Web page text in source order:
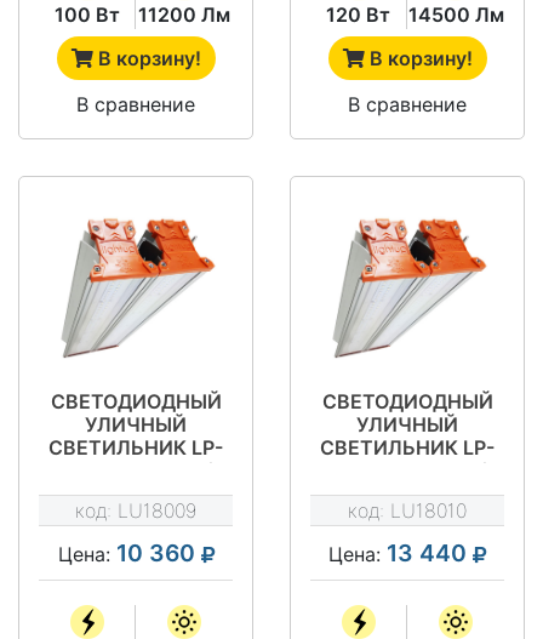
100 Вт
11200 Лм
В корзину!
В сравнение
120 Вт
14500 Лм
В корзину!
В сравнение
СВЕТОДИОДНЫЙ
УЛИЧНЫЙ
СВЕТИЛЬНИК LP-
STREET 150М3/
Д120
код: LU18009
Цена: 10 360
СВЕТОДИОДНЫЙ
УЛИЧНЫЙ
СВЕТИЛЬНИК LP-
STREET 200М2/
Д120
код: LU18010
Цена: 13 440